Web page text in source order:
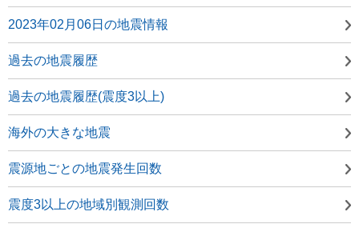
2023年02月06日の地震情報
過去の地震履歴
過去の地震履歴(震度3以上)
海外の大きな地震
震源地ごとの地震発生回数
震度3以上の地域別観測回数